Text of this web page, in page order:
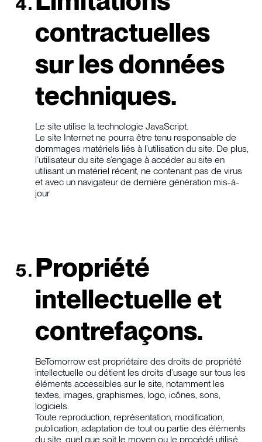
contractuelles
sur les données
techniques.
Le site utilise la technologie JavaScript.
Le site Internet ne pourra être tenu responsable de
dommages matériels liés à l’utilisation du site. De plus,
l’utilisateur du site s’engage à accéder au site en
utilisant un matériel récent, ne contenant pas de virus
et avec un navigateur de dernière génération mis-à-
jour
Propriété
intellectuelle et
contrefaçons.
BeTomorrow est propriétaire des droits de propriété
intellectuelle ou détient les droits d’usage sur tous les
éléments accessibles sur le site, notamment les
textes, images, graphismes, logo, icônes, sons,
logiciels.
Toute reproduction, représentation, modification,
publication, adaptation de tout ou partie des éléments
du site, quel que soit le moyen ou le procédé utilisé,